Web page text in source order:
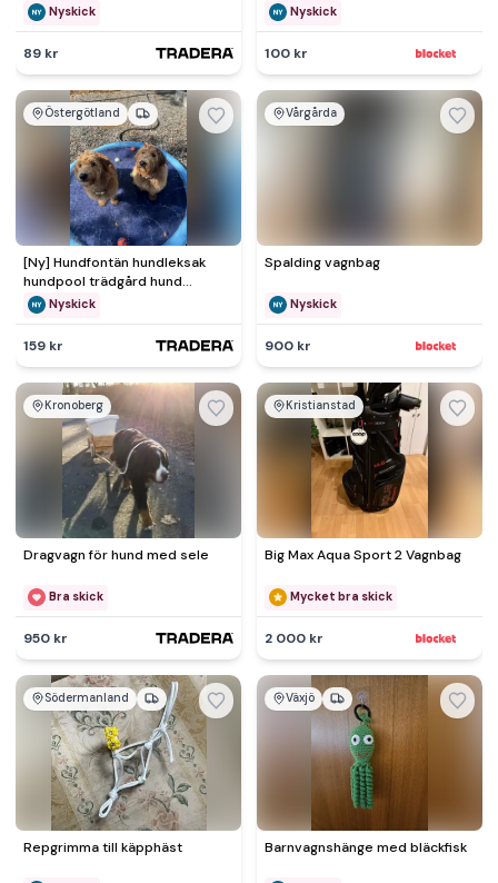
Fodral Förvaring Låda
Nyskick
89 kr
Nyskick
100 kr
Östergötland
[Ny] Hundfontän hundleksak
hundpool trädgård hund
husdjur barn vattenlek vatten
Nyskick
159 kr
Vårgårda
Spalding vagnbag
Nyskick
900 kr
Kronoberg
Dragvagn för hund med sele
Bra skick
950 kr
Kristianstad
Big Max Aqua Sport 2 Vagnbag
Mycket bra skick
2 000 kr
Södermanland
Repgrimma till käpphäst
Växjö
Barnvagnshänge med bläckfisk